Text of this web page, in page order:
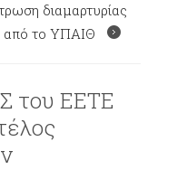
διαμαρτυρίας
το ΥΠΑΙΘ
του ΕΕΤΕ